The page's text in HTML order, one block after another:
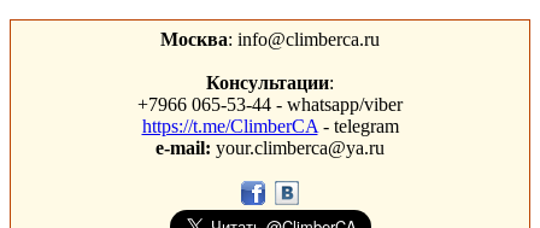
Москва: info@climberca.ru
Консультации:
+7966 065-53-44 - whatsapp/viber
https://t.me/ClimberCA - telegram
e-mail: your.climberca@ya.ru